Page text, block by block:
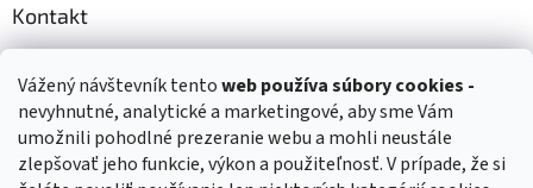
Vážený návštevník tentoweb používasúbory cookies -
nevyhnutné, analytické a marketingové, aby sme Vám
umožnili pohodlné prezeranie webu a mohli neustále
zlepšovať jeho funkcie, výkon a použiteľnosť. V prípade, že si
Kontakt
+421 903 144 673